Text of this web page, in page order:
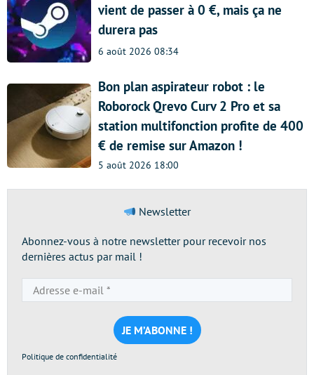
vient de passer à 0 €, mais ça ne
durera pas
6 août 2026 08:34
Bon plan aspirateur robot : le
Roborock Qrevo Curv 2 Pro et sa
station multifonction profite de 400
€ de remise sur Amazon !
5 août 2026 18:00
Newsletter
Abonnez-vous à notre newsletter pour recevoir nos
dernières actus par mail !
e-
mail
*
Politique de confidentialité